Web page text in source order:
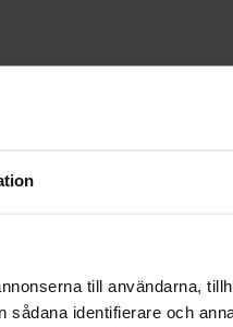
till användarna,
identifierare och